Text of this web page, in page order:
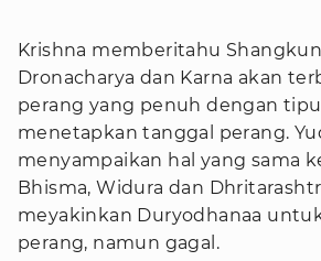
Krishna memberitahu
Dronacharya dan Karna akan
perang yang penuh dengan
menetapkan tanggal perang.
menyampaikan hal yang sama
Bhisma, Widura dan
meyakinkan Duryodhanaa
perang, namun gagal.